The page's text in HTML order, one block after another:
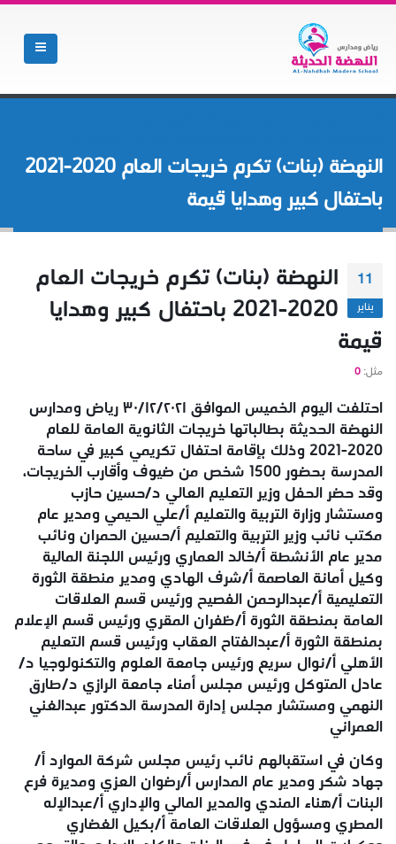
النهضة (بنات) تكرم خريجات العام 2020-2021
باحتفال كبير وهدايا قيمة
11
يناير
النهضة (بنات) تكرم خريجات العام
2020-2021 باحتفال كبير وهدايا
قيمة
مثل: 0
احتلفت اليوم الخميس الموافق ٣٠/١٢/٢٠٢١ رياض ومدارس
النهضة الحديثة بطالباتها خريجات الثانوية العامة للعام
2020-2021 وذلك بإقامة احتفال تكريمي كبير في ساحة
المدرسة بحضور 1500 شخص من ضيوف وأقارب الخريجات،
وقد حضر الحفل وزير التعليم العالي د/حسين حازب
ومستشار وزارة التربية والتعليم أ/علي الحيمي ومدير عام
مكتب نائب وزير التربية والتعليم أ/حسين الحمران ونائب
مدير عام الأنشطة أ/خالد العماري ورئيس اللجنة المالية
وكيل أمانة العاصمة أ/شرف الهادي ومدير منطقة الثورة
التعليمية أ/عبدالرحمن الفصيح ورئيس قسم العلاقات
العامة بمنطقة الثورة أ/ظفران المقري ورئيس قسم الإعلام
بمنطقة الثورة أ/عبدالفتاح العقاب ورئيس قسم التعليم
الأهلي أ/نوال سريع ورئيس جامعة العلوم والتكنولوجيا د/
عادل المتوكل ورئيس مجلس أمناء جامعة الرازي د/طارق
النهمي ومستشار مجلس إدارة المدرسة الدكتور عبدالغني
العمراني
وكان في استقبالهم نائب رئيس مجلس شركة الموارد أ/
جهاد شكر ومدير عام المدارس أ/رضوان العزي ومديرة فرع
البنات أ/هناء المندي والمدير المالي والإداري أ/عبدالإله
المطري ومسؤول العلاقات العامة أ/بكيل الغضاري